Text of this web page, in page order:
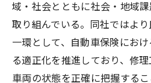
域・社会とともに社会・地域
取り組んでいる。同社ではよ
一環として、自動車保険にお
る適正化を推進しており、修
車両の状態を正確に把握する